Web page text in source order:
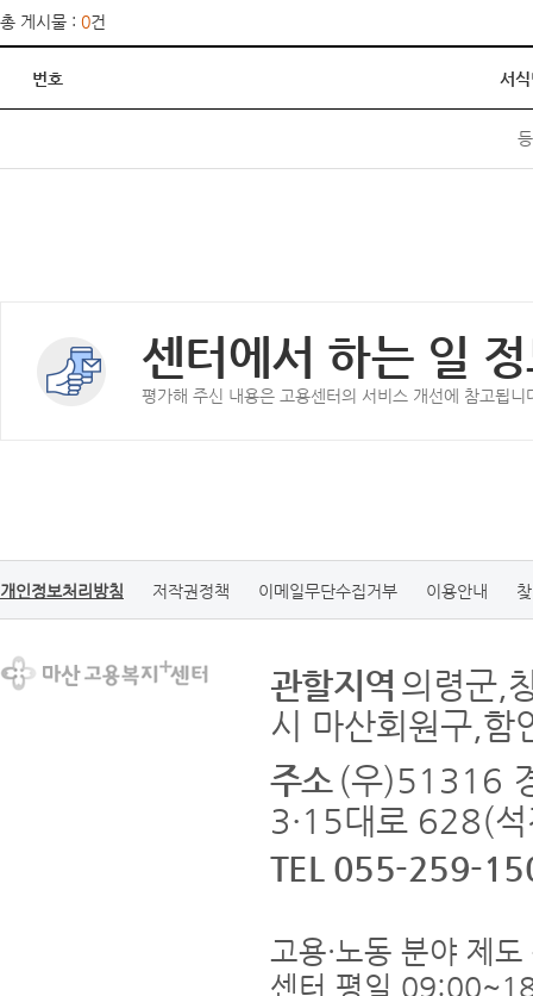
총 게시물 : 0건
번호 서
센터에서 하는 일
평가해 주신 내용은 고용센터의 서비스 개선에 참고됩니
개인정보처리방침 저작권정책 이메일무단수집거부 이용안내
관할지역 의령군,
시 마산회원구,함
주소 (우)51316
3·15대로 628(
TEL 055-259-
고용·노동 분야 제
센터 평일